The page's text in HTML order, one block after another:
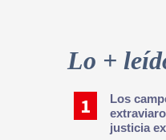
Sidebar
Lo +
Los
justicia